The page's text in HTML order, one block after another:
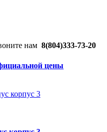
нам 8(804)333-73-20
цены